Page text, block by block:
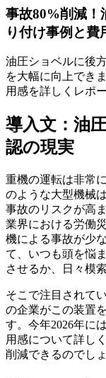
事故80%削減！
り付け事例と費
油圧ショベルに後
を大幅に向上でき
用感を詳しくレポ
導入文：油
認の現実
重機の運転は非常
のような大型機械
事故のリスクが高
業界における労働
機による事故が少
て、いつも頭を悩
させるか、日々模
そこで注目されて
の企業がこの装置
す。今年2026年に
用感について詳し
削減できるのでし